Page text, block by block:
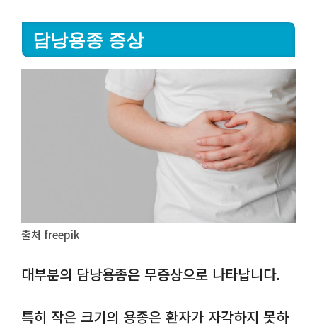
담낭용종 증상
출처 freepik
대부분의 담낭용종은 무증상으로 나타납니다.
특히 작은 크기의 용종은 환자가 자각하지 못하